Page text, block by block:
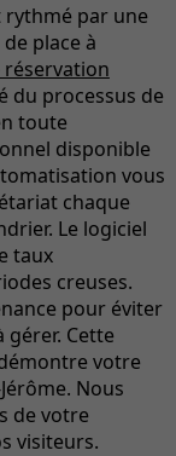
par une
place à
du processus de
toute
disponible
vous
chaque
Le logiciel
taux
creuses.
pour éviter
Cette
votre
Nous
de votre
visiteurs.